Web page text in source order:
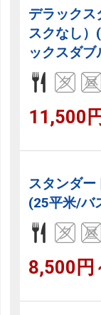
デラックス
スクなし
ックスダブ
11,500
スタンダー
(25平米/バ
8,500円